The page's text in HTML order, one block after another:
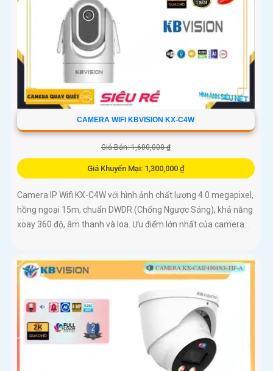
CAMERA WIFI KBVISION KX-C4W
Giá Bán: 1,600,000 ₫
Giá Khuyến Mại: 1,300,000 ₫
Camera IP Wifi KX-C4W với hình ảnh chất lượng 4.0 megapixel,
hồng ngoại 15m, chuẩn DWDR (Chống Ngược Sáng), khả năng
xoay 360 độ, âm thanh và loa. Ưu điểm lớn nhất của camera...